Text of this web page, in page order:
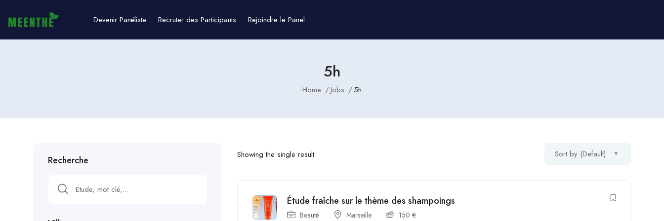
Devenir Panéliste Recruter des Participants Rejoindre le Panel
5h
Home Jobs 5h
Recherche Showing the single result Sort by (Default)
Étude fraîche sur le thème des shampoings
Beauté Marseille 150 €